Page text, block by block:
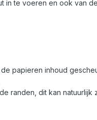
in te voeren en ook van
papieren inhoud
randen, dit kan